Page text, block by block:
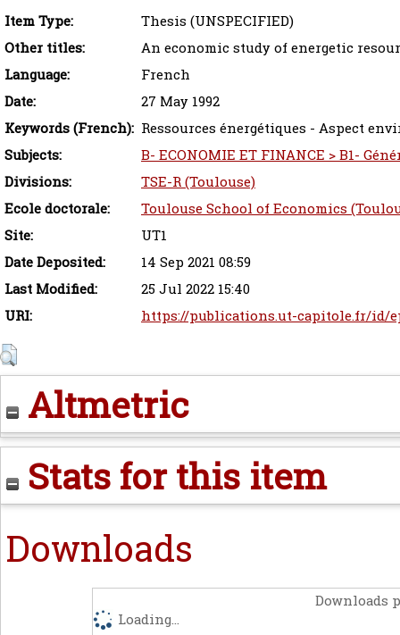
Item Type:
Thesis (UNSPECIFIED)
Other titles:
An economic study of energetic
Language:
French
Date:
27 May 1992
Keywords (French): Ressources énergétiques - Aspect
Subjects:
B- ECONOMIE ET FINANCE > B1-
Divisions:
TSE-R (Toulouse)
Ecole doctorale:
Toulouse School of Economics
Site:
UT1
Date Deposited:
14 Sep 2021 08:59
Last Modified:
25 Jul 2022 15:40
URI:
https://publications.ut-capitole.fr/id/
Altmetric
Stats for this item
Downloads
Downloads
Loading...